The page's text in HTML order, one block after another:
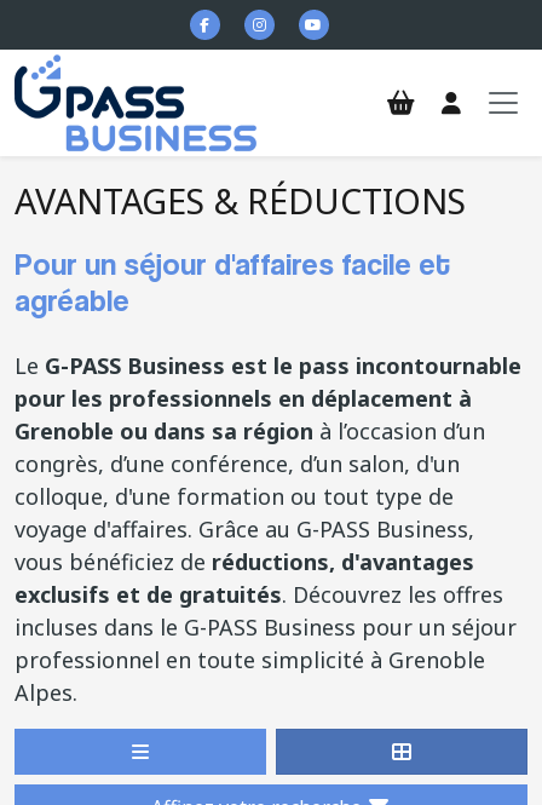
Aller au contenu principal
AVANTAGES & RÉDUCTIONS
Pour un séjour d'affaires facile et
agréable
Le G-PASS Business est le pass incontournable
pour les professionnels en déplacement à
Grenoble ou dans sa région à l’occasion d’un
congrès, d’une conférence, d’un salon, d'un
colloque, d'une formation ou tout type de
voyage d'affaires. Grâce au G-PASS Business,
vous bénéficiez de réductions, d'avantages
exclusifs et de gratuités. Découvrez les offres
incluses dans le G-PASS Business pour un séjour
professionnel en toute simplicité à Grenoble
Alpes.